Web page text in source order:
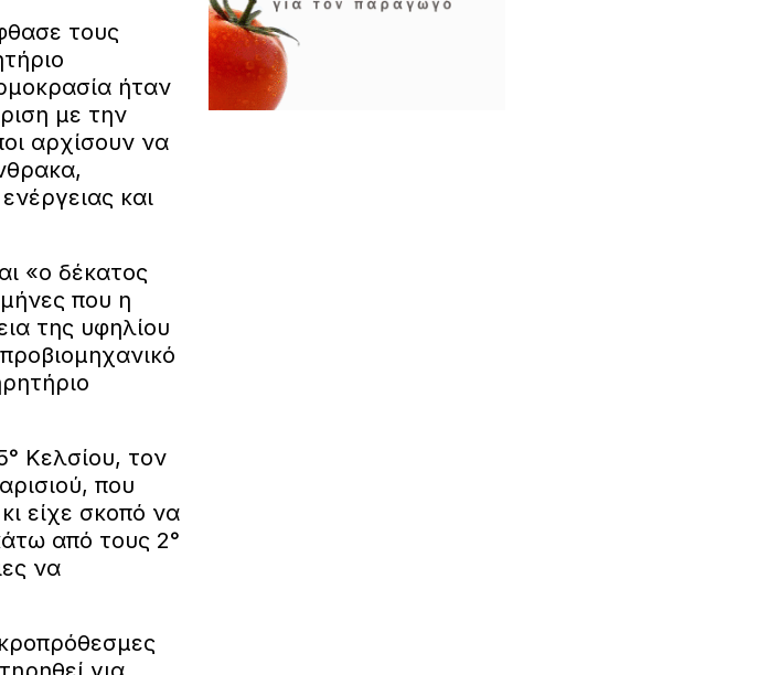
τους
ήταν
με την
αρχίσουν να
και
«ο δέκατος
που η
της υφηλίου
Κελσίου, τον
που
είχε σκοπό να
από τους 2°
να